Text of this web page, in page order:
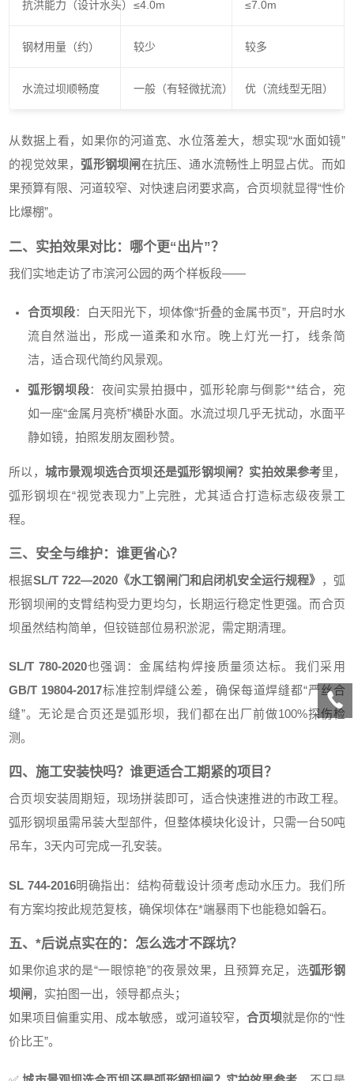
抗洪能力（设计水头） ≤4.0m ≤7.0m
钢材用量（约） 较少 较多
水流过坝顺畅度 一般（有轻微扰流） 优（流线型无阻）
从数据上看，如果你的河道宽、水位落差大，想实现“水面如镜”
的视觉效果，弧形钢坝闸在抗压、通水流畅性上明显占优。而如
果预算有限、河道较窄、对快速启闭要求高，合页坝就显得“性价
比爆棚”。
二、实拍效果对比：哪个更“出片”？
我们实地走访了市滨河公园的两个样板段——
合页坝段：白天阳光下，坝体像“折叠的金属书页”，开启时水
流自然溢出，形成一道柔和水帘。晚上灯光一打，线条简
洁，适合现代简约风景观。
弧形钢坝段：夜间实景拍摄中，弧形轮廓与倒影**结合，宛
如一座“金属月亮桥”横卧水面。水流过坝几乎无扰动，水面平
静如镜，拍照发朋友圈秒赞。
所以， 城市景观坝选合页坝还是弧形钢坝闸？实拍效果参考里，
弧形钢坝在“视觉表现力”上完胜，尤其适合打造标志级夜景工
程。
三、安全与维护：谁更省心？
根据SL/T 722—2020《水工钢闸门和启闭机安全运行规程》 ，弧
形钢坝闸的支臂结构受力更均匀，长期运行稳定性更强。而合页
坝虽然结构简单，但铰链部位易积淤泥，需定期清理。
SL/T 780-2020也强调：金属结构焊接质量须达标。我们采用
GB/T 19804-2017标准控制焊缝公差，确保每道焊缝都“严丝合
缝”。无论是合页还是弧形坝，我们都在出厂前做100%探伤检
测。
四、施工安装快吗？谁更适合工期紧的项目？
合页坝安装周期短，现场拼装即可，适合快速推进的市政工程。
弧形钢坝虽需吊装大型部件，但整体模块化设计，只需一台50吨
吊车，3天内可完成一孔安装。
SL 744-2016明确指出：结构荷载设计须考虑动水压力。我们所
有方案均按此规范复核，确保坝体在*端暴雨下也能稳如磐石。
五、*后说点实在的：怎么选才不踩坑？
如果你追求的是“一眼惊艳”的夜景效果，且预算充足，选弧形钢
坝闸 ，实拍图一出，领导都点头；
如果项目偏重实用、成本敏感，或河道较窄， 合页坝就是你的“性
价比王”。